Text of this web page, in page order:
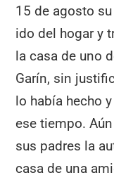
15 de agosto
ido del hogar y
la casa de uno
Garín, sin
lo había hecho
ese tiempo.
sus padres la
casa de una